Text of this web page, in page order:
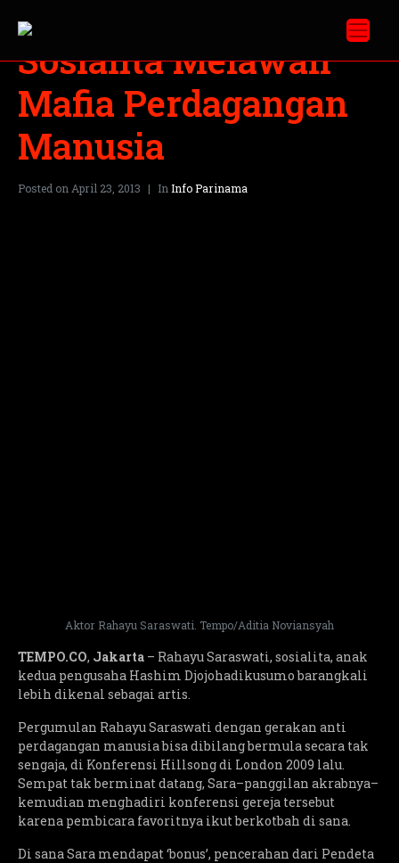
Sosialita Melawan
Mafia Perdagangan
Manusia
Posted on April 23, 2013 In Info Parinama
Aktor Rahayu Saraswati. Tempo/Aditia Noviansyah
TEMPO.CO, Jakarta – Rahayu Saraswati, sosialita, anak
kedua pengusaha Hashim Djojohadikusumo barangkali
lebih dikenal sebagai artis.
Pergumulan Rahayu Saraswati dengan gerakan anti
perdagangan manusia bisa dibilang bermula secara tak
sengaja, di Konferensi Hillsong di London 2009 lalu.
Sempat tak berminat datang, Sara–panggilan akrabnya–
kemudian menghadiri konferensi gereja tersebut
karena pembicara favoritnya ikut berkotbah di sana.
Di sana Sara mendapat ‘bonus’, pencerahan dari Pendeta